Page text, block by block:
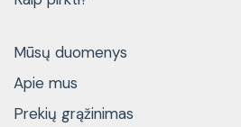
Mūsų duomenys
Apie mus
Prekių grąžinimas